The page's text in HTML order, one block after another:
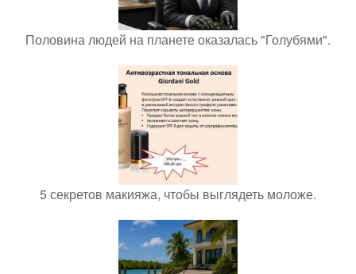
Половина людей на планете оказалась "Голубями".
5 секретов макияжа, чтобы выглядеть моложе.